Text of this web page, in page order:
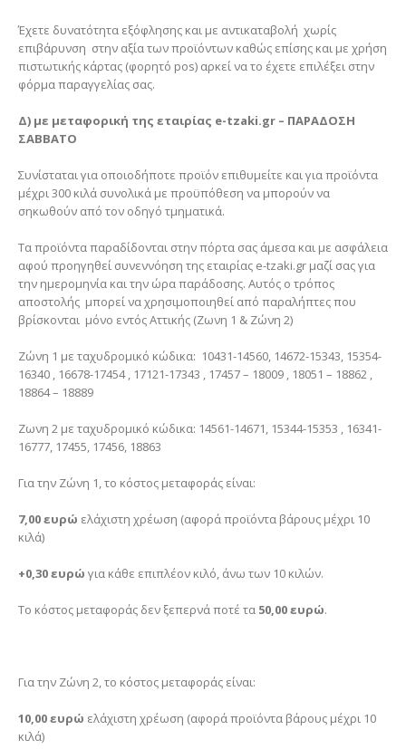
Έχετε δυνατότητα εξόφλησης και με αντικαταβολή χωρίς
επιβάρυνση στην αξία των προϊόντων καθώς επίσης και με χρήση
πιστωτικής κάρτας (φορητό pos) αρκεί να το έχετε επιλέξει στην
φόρμα παραγγελίας σας.
Δ) με μεταφορική της εταιρίας e-tzaki.gr – ΠΑΡΑΔΟΣΗ
ΣΑΒΒΑΤΟ
Συνίσταται για οποιοδήποτε προϊόν επιθυμείτε και για προϊόντα
μέχρι 300 κιλά συνολικά με προϋπόθεση να μπορούν να
σηκωθούν από τον οδηγό τμηματικά.
Τα προϊόντα παραδίδονται στην πόρτα σας άμεσα και με ασφάλεια
αφού προηγηθεί συνεννόηση της εταιρίας e-tzaki.gr μαζί σας για
την ημερομηνία και την ώρα παράδοσης. Αυτός ο τρόπος
αποστολής μπορεί να χρησιμοποιηθεί από παραλήπτες που
βρίσκονται μόνο εντός Αττικής (Ζωνη 1 & Ζώνη 2)
Ζώνη 1 με ταχυδρομικό κώδικα: 10431-14560, 14672-15343, 15354-
16340 , 16678-17454 , 17121-17343 , 17457 – 18009 , 18051 – 18862 ,
18864 – 18889
Ζωνη 2 με ταχυδρομικό κώδικα: 14561-14671, 15344-15353 , 16341-
16777, 17455, 17456, 18863
Για την Ζώνη 1, το κόστος μεταφοράς είναι:
7,00 ευρώ ελάχιστη χρέωση (αφορά προϊόντα βάρους μέχρι 10
κιλά)
+0,30 ευρώ για κάθε επιπλέον κιλό, άνω των 10 κιλών.
Το κόστος μεταφοράς δεν ξεπερνά ποτέ τα 50,00 ευρώ.
Για την Ζώνη 2, το κόστος μεταφοράς είναι:
10,00 ευρώ ελάχιστη χρέωση (αφορά προϊόντα βάρους μέχρι 10
κιλά)